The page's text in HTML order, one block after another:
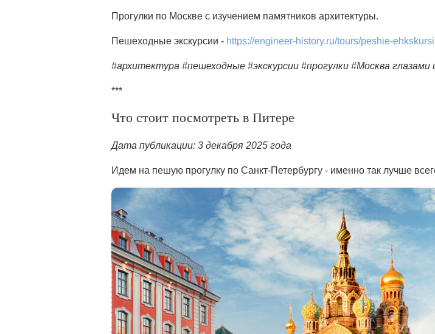
Прогулки по Москве с изучением памятников архитектуры.
Пешеходные экскурсии - https://engineer-history.ru/tours/peshie-
#архитектура #пешеходные #экскурсии #прогулки #Москва глазами
***
Что стоит посмотреть в Питере
Дата публикации: 3 декабря 2025 года
Идем на пешую прогулку по Санкт-Петербургу - именно так лучше